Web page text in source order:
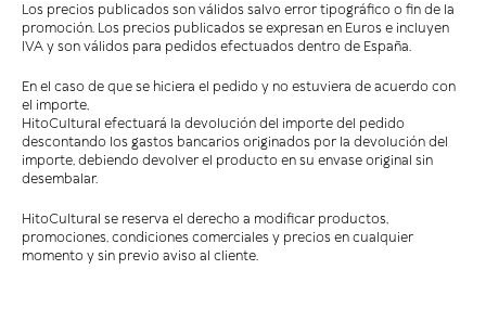
Los precios publicados son válidos salvo error tipográfico o fin de la
promoción. Los precios publicados se expresan en Euros e incluyen
IVA y son válidos para pedidos efectuados dentro de España.
En el caso de que se hiciera el pedido y no estuviera de acuerdo con
el importe,
HitoCultural efectuará la devolución del importe del pedido
descontando los gastos bancarios originados por la devolución del
importe, debiendo devolver el producto en su envase original sin
desembalar.
HitoCultural se reserva el derecho a modificar productos,
promociones, condiciones comerciales y precios en cualquier
momento y sin previo aviso al cliente.